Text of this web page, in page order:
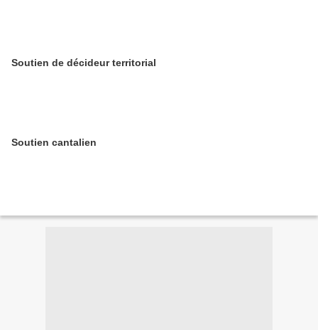
Soutien de décideur territorial
Soutien cantalien